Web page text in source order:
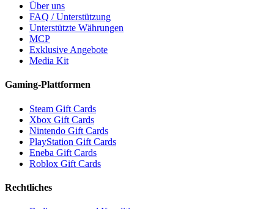
Über uns
FAQ / Unterstützung
Unterstützte Währungen
MCP
Exklusive Angebote
Media Kit
Gaming-Plattformen
Steam Gift Cards
Xbox Gift Cards
Nintendo Gift Cards
PlayStation Gift Cards
Eneba Gift Cards
Roblox Gift Cards
Rechtliches